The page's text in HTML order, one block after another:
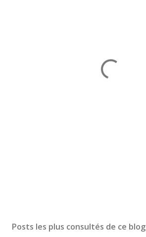
Posts les plus consultés de ce blog